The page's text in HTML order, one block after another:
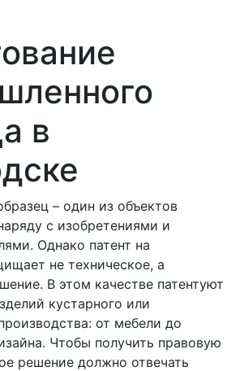
в
– один из объектов
с изобретениями и
Однако патент на
не техническое, а
В этом качестве патентуют
кустарного или
от мебели до
Чтобы получить правовую
решение должно отвечать